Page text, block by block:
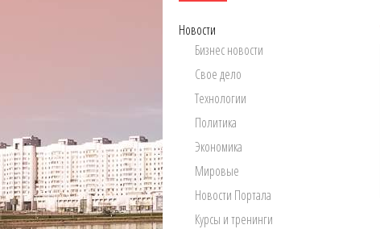
Новости
Бизнес новости
Свое дело
Технологии
Политика
Экономика
Мировые
Новости Портала
Курсы и тренинги